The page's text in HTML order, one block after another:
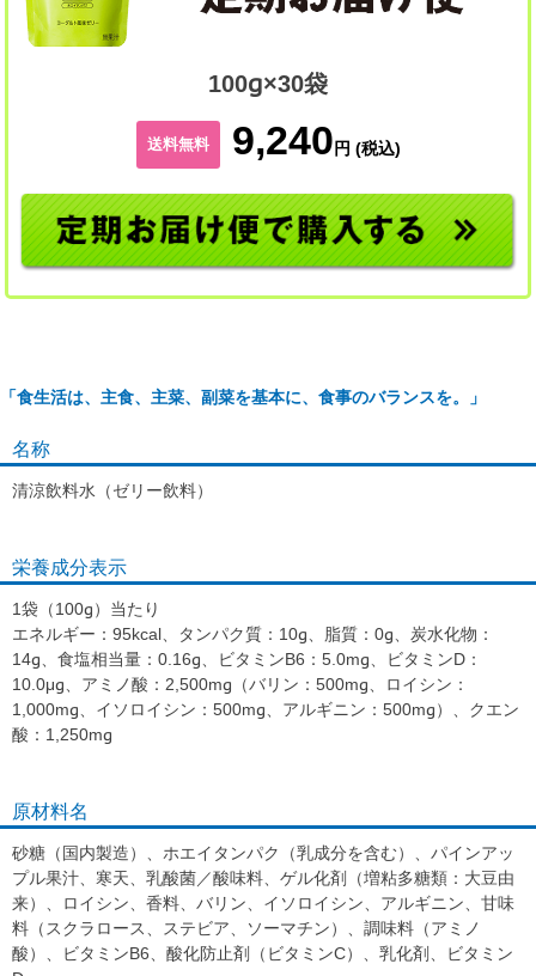
100g×30袋
送料無料 9,240 円 (税込)
「食生活は、主食、主菜、副菜を基本に、食事のバランスを。」
名称
清涼飲料水（ゼリー飲料）
栄養成分表示
1袋（100g）当たり
エネルギー：95kcal、タンパク質：10g、脂質：0g、炭水化物：
14g、食塩相当量：0.16g、ビタミンB6：5.0mg、ビタミンD：
10.0μg、アミノ酸：2,500mg（バリン：500mg、ロイシン：
1,000mg、イソロイシン：500mg、アルギニン：500mg）、クエン
酸：1,250mg
原材料名
砂糖（国内製造）、ホエイタンパク（乳成分を含む）、パインアッ
プル果汁、寒天、乳酸菌／酸味料、ゲル化剤（増粘多糖類：大豆由
来）、ロイシン、香料、バリン、イソロイシン、アルギニン、甘味
料（スクラロース、ステビア、ソーマチン）、調味料（アミノ
酸）、ビタミンB6、酸化防止剤（ビタミンC）、乳化剤、ビタミン